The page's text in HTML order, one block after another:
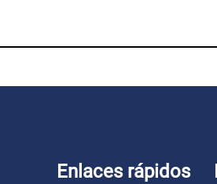
Enlaces rápidos